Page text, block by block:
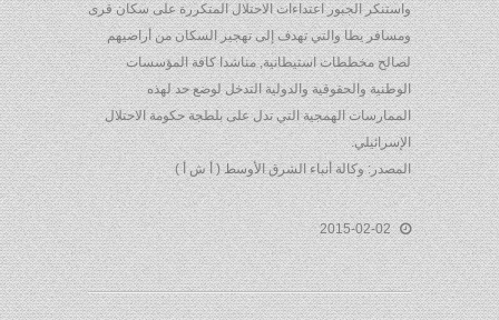
واستنكر الجبور اعتداءات الاحتلال المتكررة على سكان قرى
ومسافر يطا والتي تهدف إلى تهجير السكان من أراضيهم
لصالح مخططات استيطانية, مناشدا كافة المؤسسات
الوطنية والحقوقية والدولية التدخل لوضع حد لهذه
الممارسات الهمجية التي تدل على بلطجة حكومة الاحتلال
الإسرائيلي.
المصدر: وكالة أنباء الشرق الأوسط ( أ ش أ )
2015-02-02